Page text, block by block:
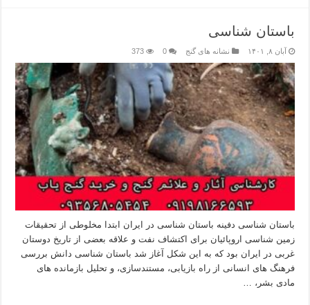
باستان شناسی
آبان ۸, ۱۴۰۱ نشانه های گنج 0
373
باستان شناسی دفینه باستان شناسی در ایران ابتدا مخلوطی از تحقیقات
زمین شناسی اروپائیان برای اکتشاف نفت و علاقه بعضی از تاریخ دوستان
غربی در ایران بود که به این شکل آغاز شد باستان شناسی دانش بررسی
فرهنگ های انسانی از راه بازیابی، مستندسازی، و تحلیل بازمانده های
مادی بشر، …